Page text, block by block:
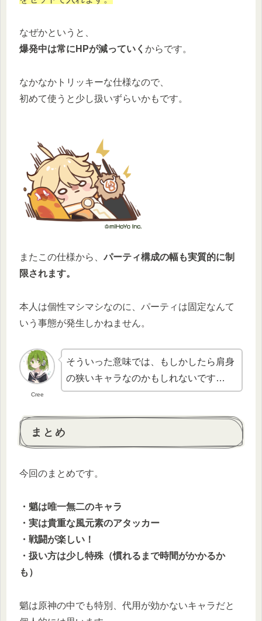
なぜかというと、
爆発中は常にHPが減っていく からです。
なかなかトリッキーな仕様なので、
初めて使うと少し扱いずらいかもです。
またこの仕様から、 パーティ構成の幅も実質的に制
限されます。
本人は個性マシマシなのに、パーティは固定なんて
いう事態が発生しかねません。
Cree
そういった意味では、もしかしたら肩身
の狭いキャラなのかもしれないです…
まとめ
今回のまとめです。
・魈は唯一無二のキャラ
・実は貴重な風元素のアタッカー
・戦闘が楽しい！
・扱い方は少し特殊（慣れるまで時間がかかるか
も）
魈は原神の中でも特別、代用が効かないキャラだと